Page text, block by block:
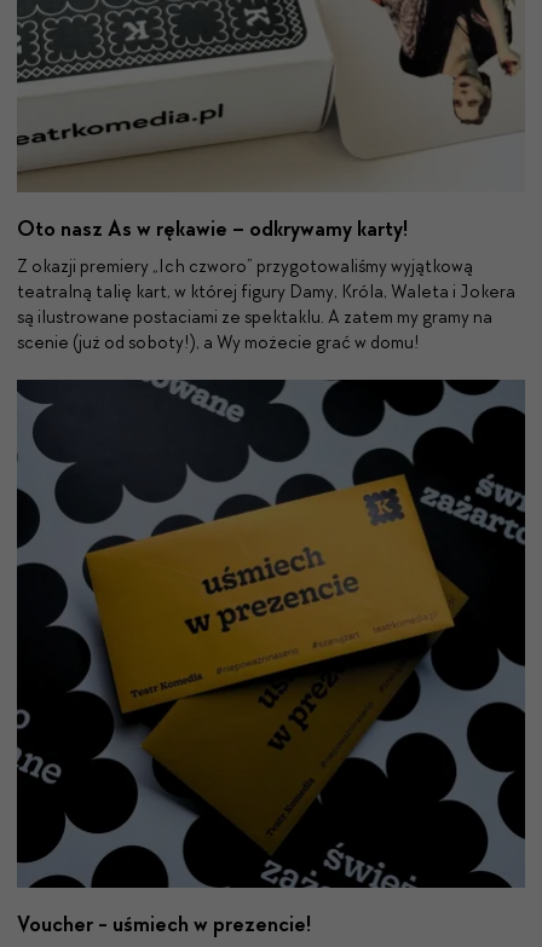
Oto nasz As w rękawie – odkrywamy karty!
Z okazji premiery „Ich czworo” przygotowaliśmy wyjątkową
teatralną talię kart, w której figury Damy, Króla, Waleta i Jokera
są ilustrowane postaciami ze spektaklu. A zatem my gramy na
scenie (już od soboty!), a Wy możecie grać w domu!
Voucher - uśmiech w prezencie!